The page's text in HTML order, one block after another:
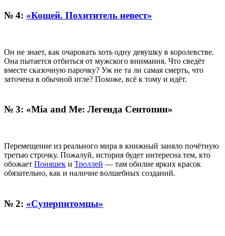
№ 4: «Кощей. Похититель невест»
Он не знает, как очаровать хоть одну девушку в королевстве.
Она пытается отбиться от мужского внимания. Что сведёт
вместе сказочную парочку? Уж не та ли самая смерть, что
заточена в обычной игле? Похоже, всё к тому и идёт.
№ 3: «Mia and Me: Легенда Сентопии»
Перемещение из реального мира в книжный заняло почётную
третью строчку. Пожалуй, история будет интересна тем, кто
обожает Поняшек и Троллей — там обилие ярких красок
обязательно, как и наличие волшебных созданий.
№ 2: «Суперпитомцы»